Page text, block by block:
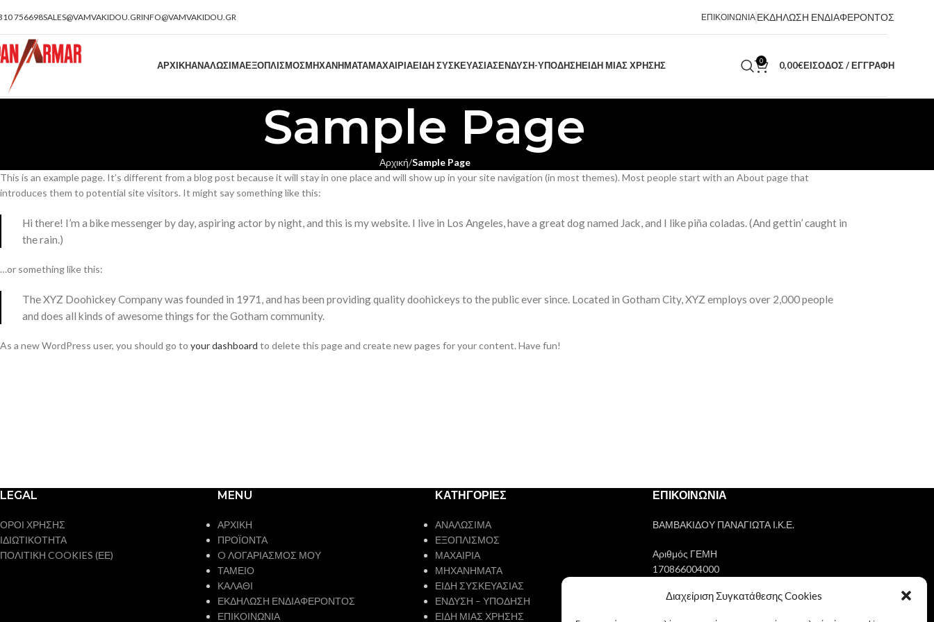
Διαχείριση Συγκατάθεσης Cookies
756698SALES@VAMVAKIDOU.GRINFO@VAMVAKIDOU.GR ΕΠΙΚΟΙΝΩΝΙΑ ΕΚΔΗΛΩΣΗ ΕΝΔΙΑΦΕΡΟΝΤΟΣ
ΑΡΧΙΚΗΑΝΑΛΩΣΙΜΑΕΞΟΠΛΙΣΜΟΣΜΗΧΑΝΗΜΑΤΑΜΑΧΑΙΡΙΑΕΙΔΗ ΣΥΣΚΕΥΑΣΙΑΣΕΝΔΥΣΗ-ΥΠΟΔΗΣΗΕΙΔΗ ΜΙΑΣ ΧΡΗΣΗΣ 0 0,00€ΕΊΣΟΔΟΣ / ΕΓΓΡΑΦΉ
Sample Page
Αρχική Sample Page
This is an example page. It’s different from a blog post because it will stay in one place and will show up in your site navigation (in most themes). Most people start with an About page that
introduces them to potential site visitors. It might say something like this:
Hi there! I’m a bike messenger by day, aspiring actor by night, and this is my website. I live in Los Angeles, have a great dog named Jack, and I like piña coladas. (And gettin’ caught in
the rain.)
…or something like this:
The XYZ Doohickey Company was founded in 1971, and has been providing quality doohickeys to the public ever since. Located in Gotham City, XYZ employs over 2,000 people
and does all kinds of awesome things for the Gotham community.
As a new WordPress user, you should go to your dashboard to delete this page and create new pages for your content. Have fun!
LEGAL
ΟΡΟΙ ΧΡΗΣΗΣ
ΙΔΙΩΤΙΚΟΤΗΤΑ
ΠΟΛΙΤΙΚΗ COOKIES (ΕΕ)
MENU
ΑΡΧΙΚΗ
ΠΡΟΪΟΝΤΑ
O ΛΟΓΑΡΙΑΣΜΟΣ ΜΟΥ
ΤΑΜΕΙΟ
ΚΑΛΑΘΙ
ΕΚΔΗΛΩΣΗ ΕΝΔΙΑΦΕΡΟΝΤΟΣ
ΕΠΙΚΟΙΝΩΝΙΑ
ΚΑΤΗΓΟΡΙΕΣ
ΑΝΑΛΩΣΙΜΑ
ΕΞΟΠΛΙΣΜΟΣ
ΜΑΧΑΙΡΙΑ
ΜΗΧΑΝΗΜΑΤΑ
ΕΙΔΗ ΣΥΣΚΕΥΑΣΙΑΣ
ΕΝΔΥΣΗ – ΥΠΟΔΗΣΗ
ΕΙΔΗ ΜΙΑΣ ΧΡΗΣΗΣ
ΕΠΙΚΟΙΝΩΝΙΑ
ΒΑΜΒΑΚΙΔΟΥ ΠΑΝΑΓΙΩΤΑ Ι.Κ.Ε.
Αριθμός ΓΕΜΗ
170866004000
ΑΦΜ